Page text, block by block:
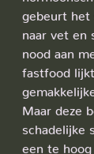
gebeurt het
naar vet en
nood aan
fastfood
Maar deze
schadelijke
een te